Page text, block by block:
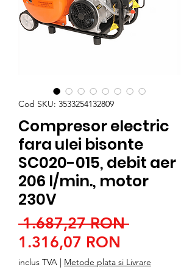
Cod SKU: 3533254132809
Compresor electric
fara ulei bisonte
SC020-015, debit aer
206 l/min., motor
230V
1.687,27 RON Preț
1.316,07 RON
redus
inclus TVA | Metode plata si Livrare